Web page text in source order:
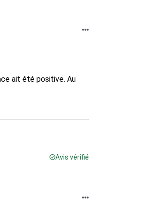
ait été positive. Au
Avis vérifié